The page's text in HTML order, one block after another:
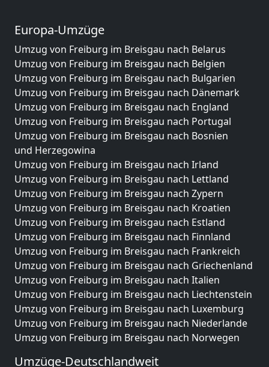
Europa-Umzüge
Umzug von Freiburg im Breisgau nach Belarus
Umzug von Freiburg im Breisgau nach Belgien
Umzug von Freiburg im Breisgau nach Bulgarien
Umzug von Freiburg im Breisgau nach Dänemark
Umzug von Freiburg im Breisgau nach England
Umzug von Freiburg im Breisgau nach Portugal
Umzug von Freiburg im Breisgau nach Bosnien
und Herzegowina
Umzug von Freiburg im Breisgau nach Irland
Umzug von Freiburg im Breisgau nach Lettland
Umzug von Freiburg im Breisgau nach Zypern
Umzug von Freiburg im Breisgau nach Kroatien
Umzug von Freiburg im Breisgau nach Estland
Umzug von Freiburg im Breisgau nach Finnland
Umzug von Freiburg im Breisgau nach Frankreich
Umzug von Freiburg im Breisgau nach Griechenland
Umzug von Freiburg im Breisgau nach Italien
Umzug von Freiburg im Breisgau nach Liechtenstein
Umzug von Freiburg im Breisgau nach Luxemburg
Umzug von Freiburg im Breisgau nach Niederlande
Umzug von Freiburg im Breisgau nach Norwegen
Umzüge-Deutschlandweit